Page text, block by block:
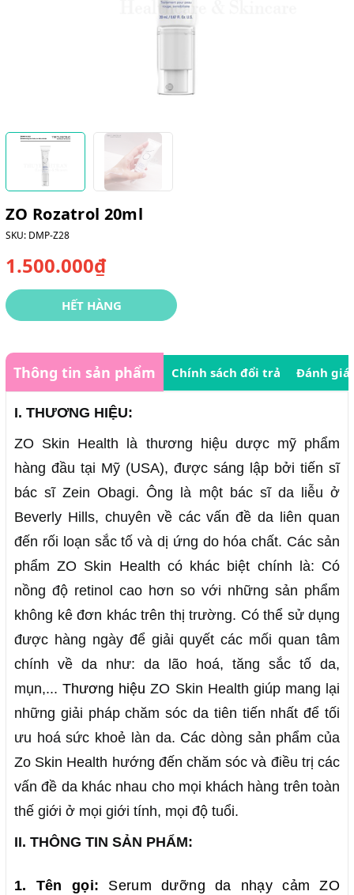
ZO Rozatrol 20ml
SKU: DMP-Z28
1.500.000₫
HẾT HÀNG
Thông tin sản phẩm Chính sách đổi trả Đánh giá
I. THƯƠNG HIỆU:
ZO Skin Health là thương hiệu dược mỹ phẩm
hàng đầu tại Mỹ (USA), được sáng lập bởi tiến sĩ
bác sĩ Zein Obagi. Ông là một bác sĩ da liễu ở
Beverly Hills, chuyên về các vấn đề da liên quan
đến rối loạn sắc tố và dị ứng do hóa chất. Các sản
phẩm ZO Skin Health có khác biệt chính là: Có
nồng độ retinol cao hơn so với những sản phẩm
không kê đơn khác trên thị trường. Có thể sử dụng
được hàng ngày để giải quyết các mối quan tâm
chính về da như: da lão hoá, tăng sắc tố da,
mụn,...Thương hiệuZO Skin Health giúp mang lại
những giải pháp chăm sóc da tiên tiến nhất để tối
ưu hoá sức khoẻ làn da. Các dòng sản phẩm của
Zo Skin Health hướng đến chăm sóc và điều trị các
vấn đề da khác nhau cho mọi khách hàng trên toàn
thế giới ở mọi giới tính, mọi độ tuổi.
II. THÔNG TIN SẢN PHẨM:
1. Tên gọi: Serum dưỡng da nhạy cảmZO